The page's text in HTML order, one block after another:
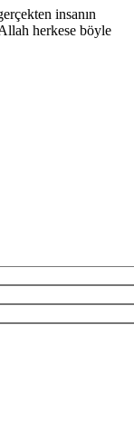
insanın
herkese böyle